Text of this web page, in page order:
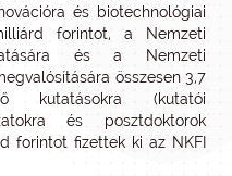
és biotechnológiai
forintot, a Nemzeti
és a Nemzeti
összesen 3,7
kutatásokra (kutatói
és posztdoktorok
forintot fizettek ki az NKFI